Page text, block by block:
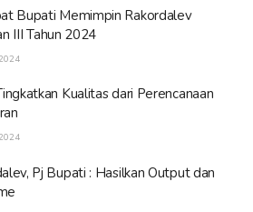
Bupati Memimpin Rakordalev
III Tahun 2024
Kualitas dari Perencanaan
Pj Bupati : Hasilkan Output dan